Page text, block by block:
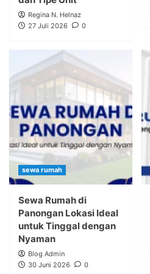
Regina N. Helnaz
27 Juli 2026
0
sewa rumah
Sewa Rumah di
Panongan Lokasi Ideal
untuk Tinggal dengan
Nyaman
Blog Admin
30 Juni 2026
0